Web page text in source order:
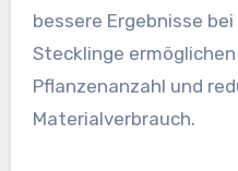
bessere Ergebnisse
Stecklinge
Pflanzenanzahl und
Materialverbrauch.